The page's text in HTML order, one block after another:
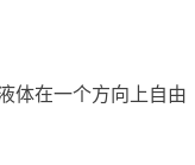
体在一个方向上自由